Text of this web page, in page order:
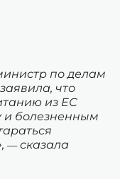
по делам
заявила, что
из ЕС
и болезненным
— сказала